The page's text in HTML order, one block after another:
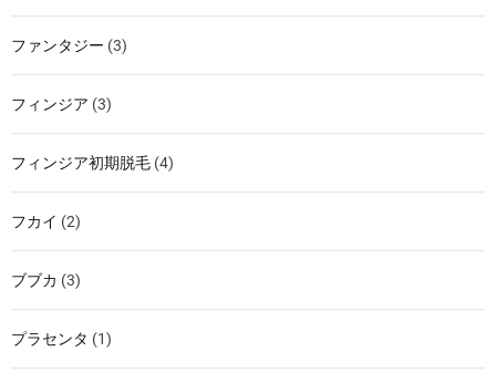
ファンタジー (3)
フィンジア (3)
フィンジア初期脱毛 (4)
フカイ (2)
ブブカ (3)
プラセンタ (1)